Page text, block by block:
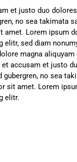
et justo duo
no sea takimata
amet. Lorem ipsum
elitr, sed diam
magna aliquyam
accusam et justo
gubergren, no sea
sit amet. Lorem
elitr.